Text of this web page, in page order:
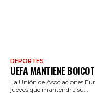
DEPORTES
UEFA MANTIENE
La Unión de Asociaciones
jueves que mantendrá su...